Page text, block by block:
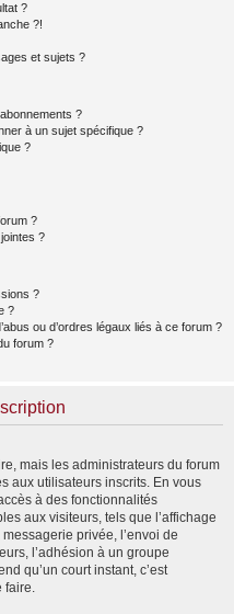
?
?!
et sujets ?
?
à un sujet spécifique ?
?
?
?
?
?
ou d’ordres légaux liés à ce forum ?
forum ?
mais les administrateurs du forum
aux utilisateurs inscrits. En vous
à des fonctionnalités
aux visiteurs, tels que l’affichage
privée, l’envoi de
l’adhésion à un groupe
qu’un court instant, c’est
faire.